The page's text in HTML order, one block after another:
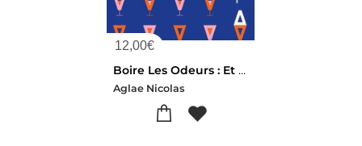
12,00€
Boire Les Odeurs : Et Si Sentir Revenait A Boire Le Monde ?
Aglae Nicolas